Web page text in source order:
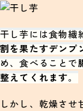
干し芋には食物繊
割を果たすデンプ
め、食べることで
整えてくれます。
しかし、乾燥させ